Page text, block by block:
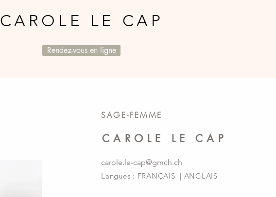
CAROLE LE CAP
Rendez-vous en ligne
SAGE-FEMME
CAROLE LE CAP
carole.le-cap@gmch.ch
Langues : FRANÇAIS | ANGLAIS